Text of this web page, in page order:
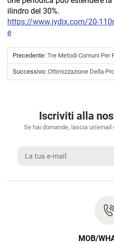
ilindro del 30%.
https://www.jydjx.com/20-
e
Precedente: Tre Metodi Comuni Per
Successivo: Ottimizzazione Della
Iscriviti alla
Se hai domande, lascia
MOB/